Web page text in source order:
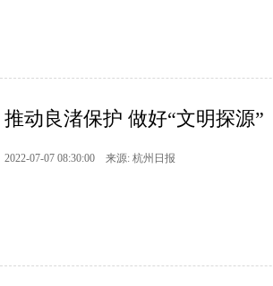
推动良渚保护 做好“文明探源”
2022-07-07 08:30:00 来源: 杭州日报